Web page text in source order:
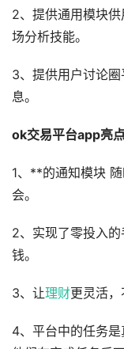
2、提供通用模块
场分析技能。
3、提供用户讨论
息。
ok交易平台app亮点
1、**的通知模块
会。
2、实现了零投入
钱。
3、让理财更灵活，
4、平台中的任务